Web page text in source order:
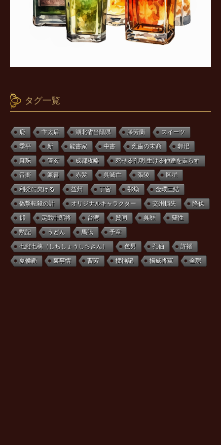
タグ一覧
鹿 卞太后 湖北省当陽県 滕芳蘭 スイーツ
季平 新 能書家 中書 雍歯の末裔 郭汜
真珠 管亥 成都攻略 死せる孔明 生ける仲達を走らす
音楽 篆書 赤髪 呉滅亡 張陵 区星
利発に欠ける 益州 丁密 鄂煥 金環三結
偽撃転殺の計 オリジナルキャラクター 交州損失 降伏
郡 定武中郎将 台湾 賛同 呉歴 曹性
黙記 うどん 馬騰 予章
七縦七檎（しちしょうしちきん） 色男 孔伷 許褚
夏侯覇 裏事情 曹芳 捜神記 揚威将軍 全琮